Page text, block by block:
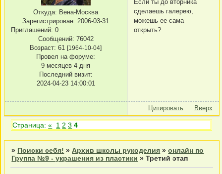
Откуда: Вена-Москва
Зарегистрирован: 2006-03-31
Приглашений: 0
Сообщений: 76042
Возраст: 61 [1964-10-04]
Провел на форуме:
9 месяцев 4 дня
Последний визит:
2024-04-23 14:00:01
Если ты до вторника
сделаешь галерею,
можешь ее сама
открыть?
Цитировать Вверх
Страница:« 1 2 3 4
» Поиски себя! »Архив школы рукоделия »онлайн по
Группа №9 - украшения из пластики »Третий этап